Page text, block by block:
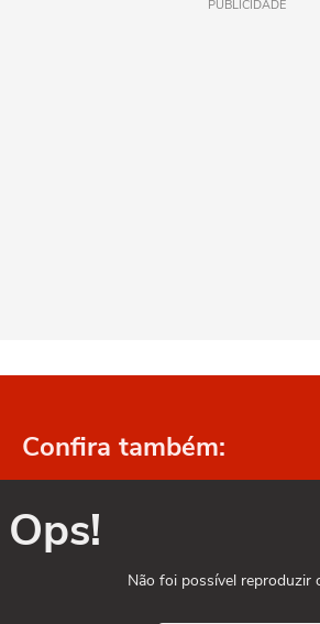
PUBLICIDADE
Confira também:
Ops!
Não foi possível reproduzir